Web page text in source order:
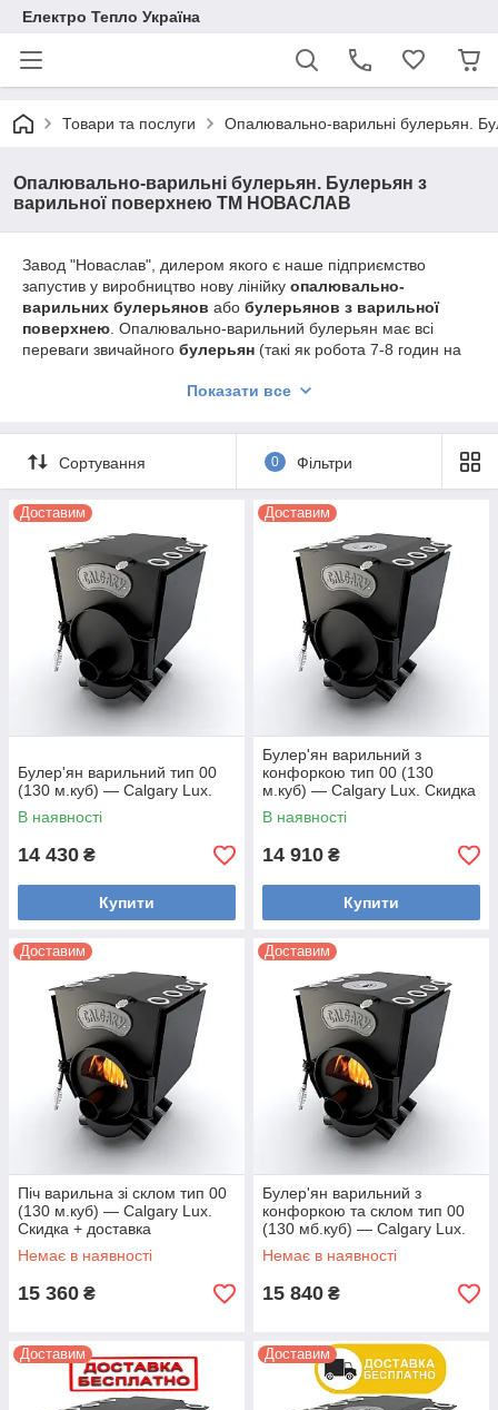
Електро Тепло Україна
Товари та послуги Опалювально-варильні булерьян.
Опалювально-варильні булерьян. Булерьян з
варильної поверхнею ТМ НОВАСЛАВ
Завод "Новаслав", дилером якого є наше підприємство
запустив у виробництво нову лінійку опалювально-
варильних булерьянов або булерьянов з варильної
поверхнею . Опалювально-варильний булерьян має всі
переваги звичайного булерьян (такі як робота 7-8 годин на
можливості підігріву води, приготування їжі, сушіння дров на
конфоркоюза бажанням клієнта. Також можна замовити піч
з склом у дверях.
Особливості конструкції:
Конструкційна сталь - 4мм
Ребра жесткости для усиления варочной поверхности,
защитный кожух - защита от ожогов прикосновении и
увеличение конвекции (обоогрев большего объема воздуха в
единицу времени)
Показати все
Сортування 0 Фільтри
Доставим
Булер'ян варильний тип 00
(130 м.куб) — Calgary Lux.
В наявності
14 430 ₴
Купити
Доставим
Булер'ян варильний з
конфоркою тип 00 (130
м.куб) — Calgary Lux. Скидка
+ доставка
В наявності
14 910 ₴
Купити
Доставим
Піч варильна зі склом тип 00
(130 м.куб) — Calgary Lux.
Скидка + доставка
Немає в наявності
15 360 ₴
Доставим
Булер'ян варильний з
конфоркою та склом тип 00
(130 мб.куб) — Calgary Lux.
Немає в наявності
15 840 ₴
Доставим Доставим